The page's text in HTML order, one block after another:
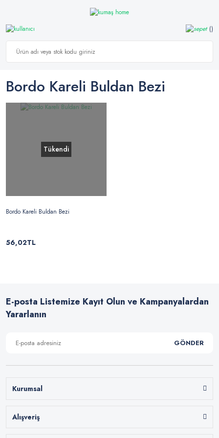
Bordo Kareli Buldan Bezi
Tükendi
Bordo Kareli Buldan Bezi
56,02TL
E-posta Listemize Kayıt Olun ve Kampanyalardan
Yararlanın
GÖNDER
Kurumsal
Alışveriş